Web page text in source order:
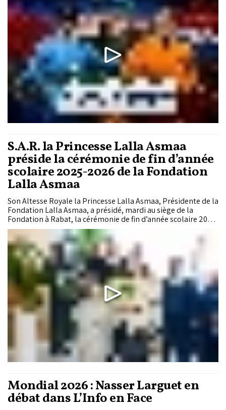
minute, les Lions de l'Atlas...
S.A.R. la Princesse Lalla Asmaa
préside la cérémonie de fin d’année
scolaire 2025-2026 de la Fondation
Lalla Asmaa
Son Altesse Royale la Princesse Lalla Asmaa, Présidente de la
Fondation Lalla Asmaa, a présidé, mardi au siège de la
Fondation à Rabat, la cérémonie de fin d’année scolaire 2025-
2026 de cette Fondation qui s’affirme comme une référence
nationale et internationale dans l’accompagnement des
enfants sourds et malentendants.
Mondial 2026 : Nasser Larguet en
débat dans L’Info en Face